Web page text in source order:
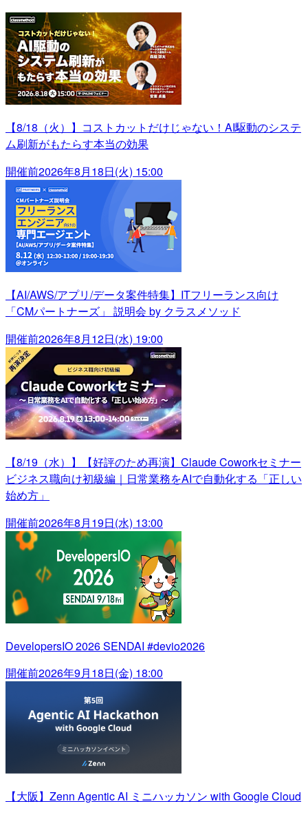
【8/18（火）】コストカットだけじゃない！AI駆動のシステ
ム刷新がもたらす本当の効果
開催前2026年8月18日(火) 15:00
【AI/AWS/アプリ/データ案件特集】ITフリーランス向け
「CMパートナーズ」 説明会 by クラスメソッド
開催前2026年8月12日(水) 19:00
【8/19（水）】【好評のため再演】Claude Coworkセミナー
ビジネス職向け初級編｜日常業務をAIで自動化する「正しい
始め方」
開催前2026年8月19日(水) 13:00
DevelopersIO 2026 SENDAI #devio2026
開催前2026年9月18日(金) 18:00
【大阪】Zenn Agentic AI ミニハッカソン with Google Cloud